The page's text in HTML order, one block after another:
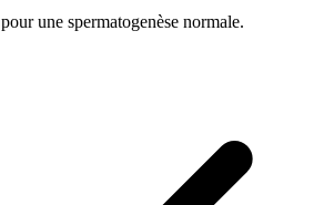
pour une spermatogenèse normale.